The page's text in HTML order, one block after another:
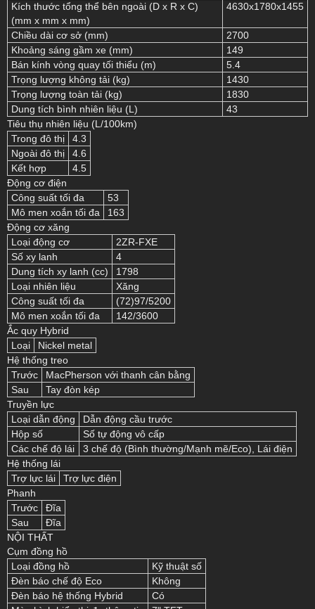
Kích thước tổng thể bên ngoài (D x R x C)
(mm x mm x mm)
4630x1780x1455
Chiều dài cơ sở (mm)
2700
Khoảng sáng gầm xe (mm)
149
Bán kính vòng quay tối thiểu (m)
5.4
Trọng lượng không tải (kg)
1430
Trọng lượng toàn tải (kg)
1830
Dung tích bình nhiên liệu (L)
43
Tiêu thụ nhiên liệu (L/100km)
Trong đô thị
4.3
Ngoài đô thị
4.6
Kết hợp
4.5
Động cơ điện
Công suất tối đa
53
Mô men xoắn tối đa
163
Động cơ xăng
Loại động cơ
2ZR-FXE
Số xy lanh
4
Dung tích xy lanh (cc)
1798
Loại nhiên liệu
Xăng
Công suất tối đa
(72)97/5200
Mô men xoắn tối đa
142/3600
Ắc quy Hybrid
Loại
Nickel metal
Hệ thống treo
Trước
MacPherson với thanh cân bằng
Sau
Tay đòn kép
Truyền lực
Loại dẫn động
Dẫn động cầu trước
Hộp số
Số tự động vô cấp
Các chế độ lái
3 chế độ (Bình thường/Mạnh mẽ/Eco), Lái điện
Hệ thống lái
Trợ lực lái
Trợ lực điện
Phanh
Trước
Đĩa
Sau
Đĩa
NỘI THẤT
Cụm đồng hồ
Loại đồng hồ
Kỹ thuật số
Đèn báo chế độ Eco
Không
Đèn báo hệ thống Hybrid
Có